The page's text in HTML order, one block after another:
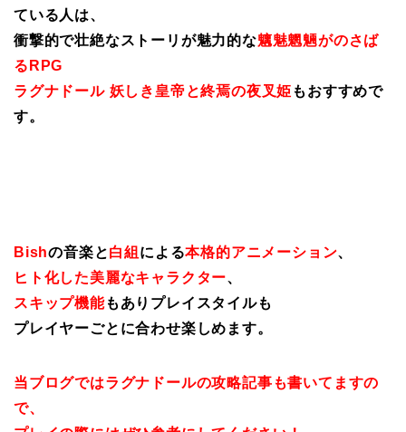
ている人は、
衝撃的で壮絶なストーリが魅力的な魑魅魍魎がのさば
るRPG
ラグナドール 妖しき皇帝と終焉の夜叉姫 もおすすめで
す。
Bishの音楽と白組 による本格的アニメーション、
ヒト化した美麗なキャラクター、
スキップ機能もありプレイスタイルも
プレイヤーごとに合わせ楽しめます。
当ブログではラグナドールの攻略記事も書いてますの
で、